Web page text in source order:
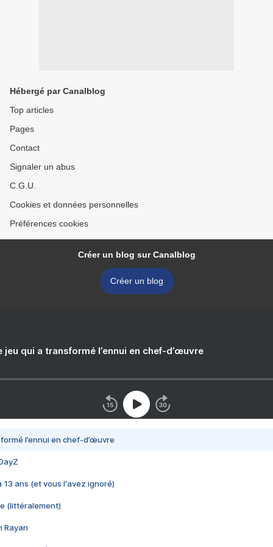
Hébergé par Canalblog
Top articles
Pages
Contact
Signaler un abus
C.G.U.
Cookies et données personnelles
Préférences cookies
Créer un blog sur Canalblog
Créer un blog
jeu qui a transformé l’ennui en chef-d’œuvre
l’ennui en chef-d’œuvre
13 ans (et vous l'avez ignoré)
(littéralement)
Rayan